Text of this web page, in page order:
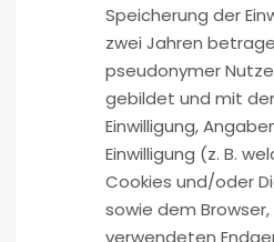
Speicherung der
zwei Jahren
pseudonymer
gebildet und mit
Einwilligung,
Einwilligung (z. B.
Cookies und/oder
sowie dem
verwendeten